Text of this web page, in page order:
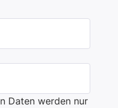
Daten werden nur